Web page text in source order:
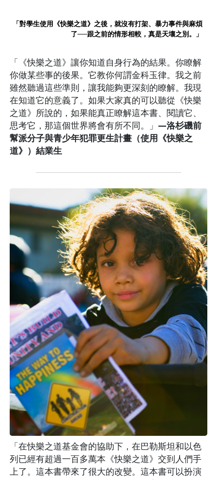
「對學生使用《快樂之道》之後，就沒有打架、暴力事件與麻煩
了──跟之前的情形相較，真是天壤之別。」
「《快樂之道》讓你知道自身行為的結果。你瞭解
你做某些事的後果。它教你何謂金科玉律。我之前
雖然聽過這些準則，讓我能夠更深刻的瞭解。我現
在知道它的意義了。如果大家真的可以聽從《快樂
之道》所說的，如果能真正瞭解這本書、閱讀它、
思考它，那這個世界將會有所不同。」 —洛杉磯前
幫派分子與青少年犯罪更生計畫（使用《快樂之
道》）結業生
「在快樂之道基金會的協助下，在巴勒斯坦和以色
列已經有超過一百多萬本《快樂之道》交到人們手
上了。這本書帶來了很大的改變。這本書可以扮演